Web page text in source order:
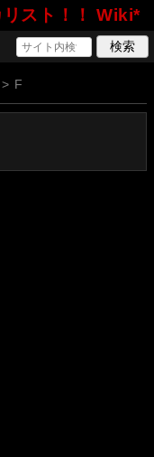
リスト！！ Wiki*
F